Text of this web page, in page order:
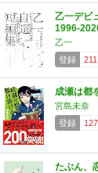
乙一デビ
1996-
乙一
登録
211
成瀬は都
宮島未奈
登録
たぶん、